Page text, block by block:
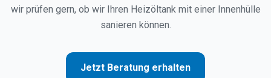
wir prüfen gern, ob wir Ihren Heizöltank mit einer Innenhülle
sanieren können.
Jetzt Beratung erhalten